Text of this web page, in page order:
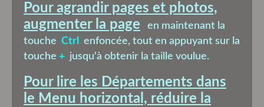
Pour agrandir pages et photos,
augmenter la page
en maintenant la
touche Ctrl
enfoncée, tout en appuyant sur la
touche + jusqu'à obtenir la taille voulue.
Pour lire les Départements dans
le Menu horizontal, réduire la